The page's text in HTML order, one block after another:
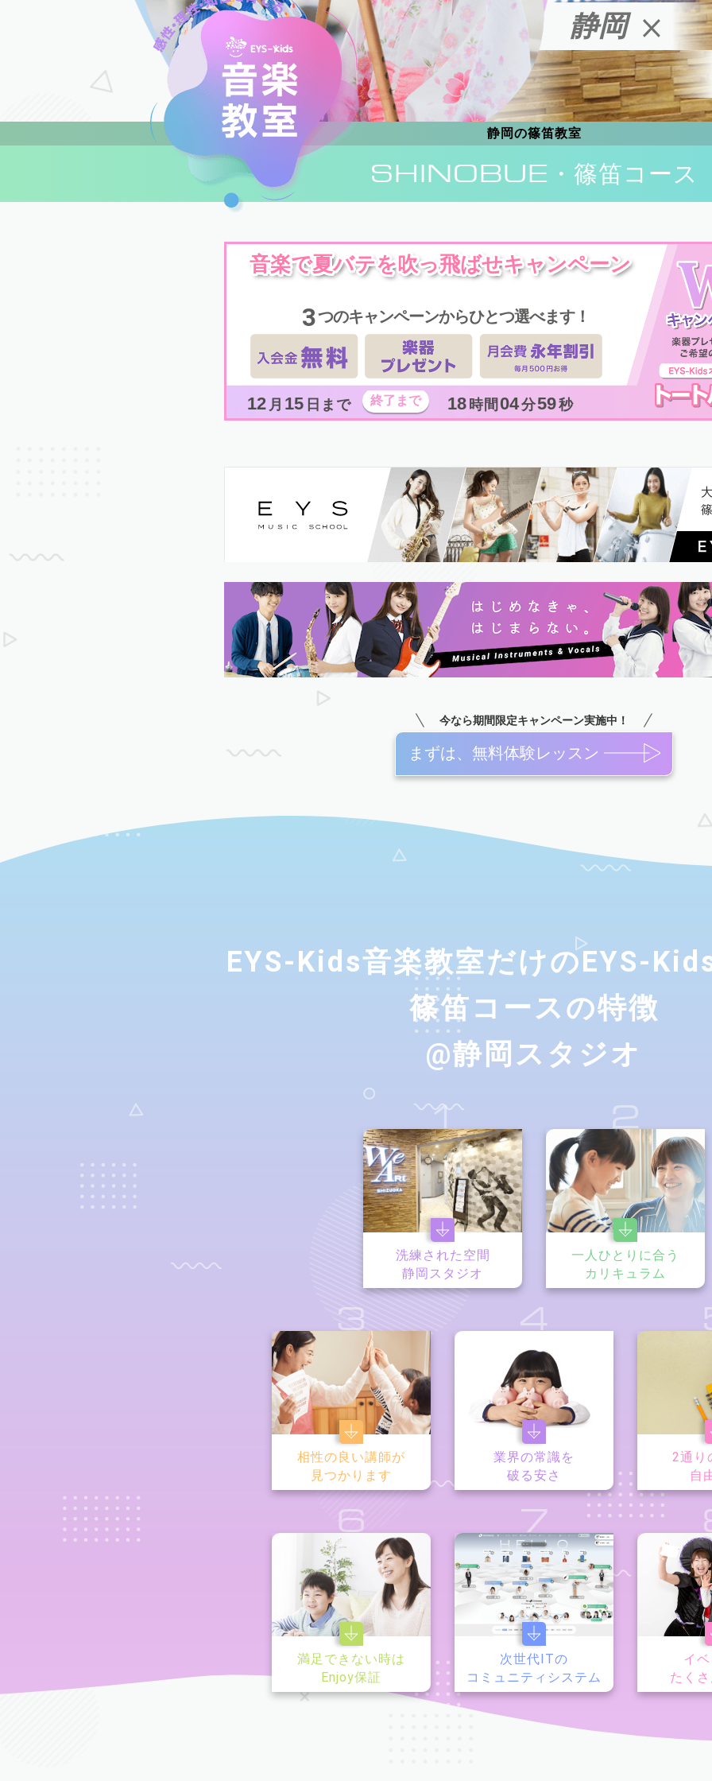
静岡
静岡の篠笛教室
SHINOBUE ・篠笛コース
音楽で夏バテを吹っ飛ばせキャンペーン
3つのキャンペーンからひとつ選べます！
12 月 15 日まで 18 時間 04分58秒
今なら期間限定キャンペーン実施中！
まずは、無料体験レッスン
EYS-Kids音楽教室だけのEYS-
篠笛コースの特徴
@静岡スタジオ
1
洗練された空間
静岡スタジオ
2
一人ひとりに合う
カリキュラム
3
相性の良い講師が
見つかります
4
業界の常識を
破る安さ
2通り
自
6
満足できない時は
Enjoy保証
7
次世代ITの
コミュニティシステム
イ
たく